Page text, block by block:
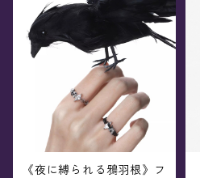
《夜に縛られる鴉羽根》フ